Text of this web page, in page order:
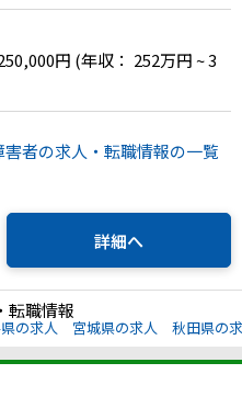
滋賀県、京都府、大阪府、
山県、鳥取県、島根県、岡
、徳島県、香川県、愛媛
佐賀県、長崎県、熊本県、
島県、沖縄県
円 (年収： 252万円 ~ 3
害者の求人・転職情報の一覧
詳細へ
転職情報
の求人 宮城県の求人 秋田県の